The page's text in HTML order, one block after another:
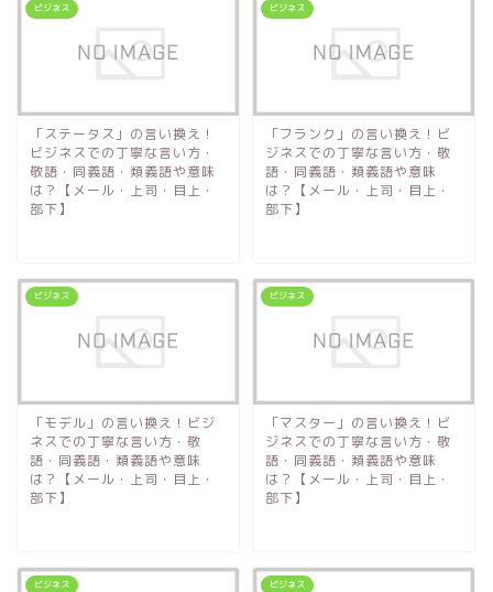
ビジネス
「ステータス」の言い換え！
ビジネスでの丁寧な言い方・
敬語・同義語・類義語や意味
は？【メール・上司・目上・
部下】
ビジネス
「フランク」の言い換え！ビ
ジネスでの丁寧な言い方・敬
語・同義語・類義語や意味
は？【メール・上司・目上・
部下】
ビジネス
「モデル」の言い換え！ビジ
ネスでの丁寧な言い方・敬
語・同義語・類義語や意味
は？【メール・上司・目上・
部下】
ビジネス
「マスター」の言い換え！ビ
ジネスでの丁寧な言い方・敬
語・同義語・類義語や意味
は？【メール・上司・目上・
部下】
ビジネス ビジネス